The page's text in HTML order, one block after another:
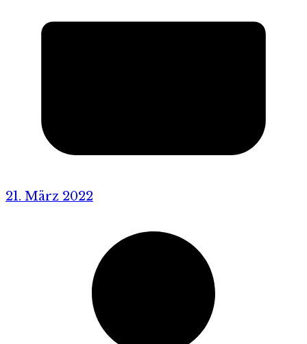
21. März 2022